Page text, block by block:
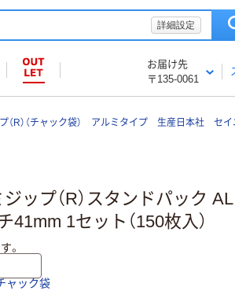
詳細設定
お届け先
〒135-0061
（R）（チャック袋） アルミタイプ 生産日本社 セイ
ップ（R）スタンドパック
41mm 1セット（150枚入）
。
ャック袋